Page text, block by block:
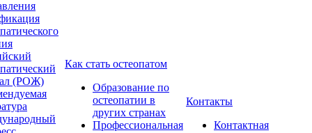
(РОЖ)
Как стать остеопатом
Образование по
остеопатии в
других странах
Профессиональная
Контакты
Контактная